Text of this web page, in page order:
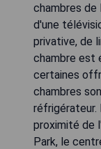
chambres de
d'une
privative, de
chambre est
certaines
chambres
réfrigérateur.
proximité de
Park, le